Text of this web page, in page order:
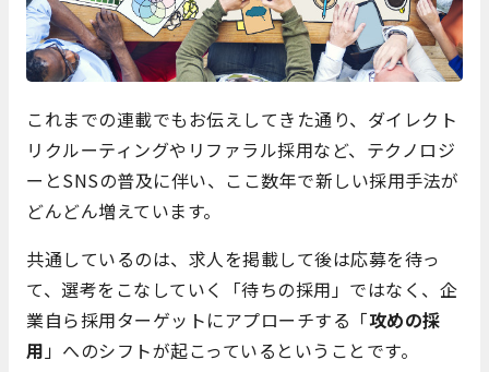
これまでの連載でもお伝えしてきた通り、ダイレクト
リクルーティングやリファラル採用など、テクノロジ
ーとSNSの普及に伴い、ここ数年で新しい採用手法が
どんどん増えています。
共通しているのは、求人を掲載して後は応募を待っ
て、選考をこなしていく「待ちの採用」ではなく、企
業自ら採用ターゲットにアプローチする「攻めの採
用」へのシフトが起こっているということです。